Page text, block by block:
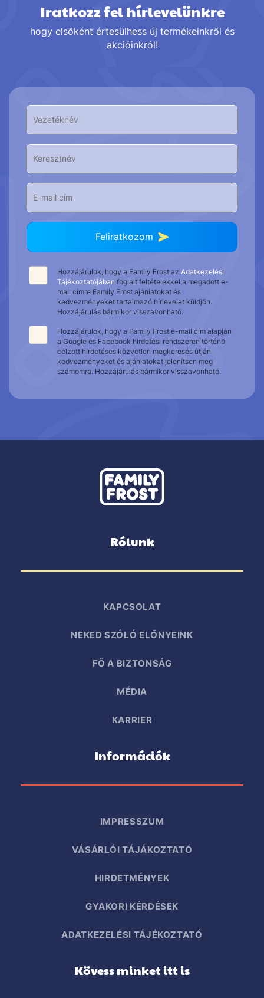
Iratkozz fel hírlevelünkre
hogy elsőként értesülhess új termékeinkről és
akcióinkról!
Feliratkozom
Hozzájárulok, hogy a Family Frost az Adatkezelési
Tájékoztatójában foglalt feltételekkel a megadott e-
mail címre Family Frost ajánlatokat és
kedvezményeket tartalmazó hírlevelet küldjön.
Hozzájárulás bármikor visszavonható.
Hozzájárulok, hogy a Family Frost e-mail cím alapján
a Google és Facebook hirdetési rendszeren történő
célzott hirdetéses közvetlen megkeresés útján
kedvezményeket és ajánlatokat jelenítsen meg
számomra. Hozzájárulás bármikor visszavonható.
Rólunk
KAPCSOLAT
NEKED SZÓLÓ ELŐNYEINK
FŐ A BIZTONSÁG
MÉDIA
KARRIER
Információk
IMPRESSZUM
VÁSÁRLÓI TÁJÁKOZTATÓ
HIRDETMÉNYEK
GYAKORI KÉRDÉSEK
ADATKEZELÉSI TÁJÉKOZTATÓ
Kövess minket itt is